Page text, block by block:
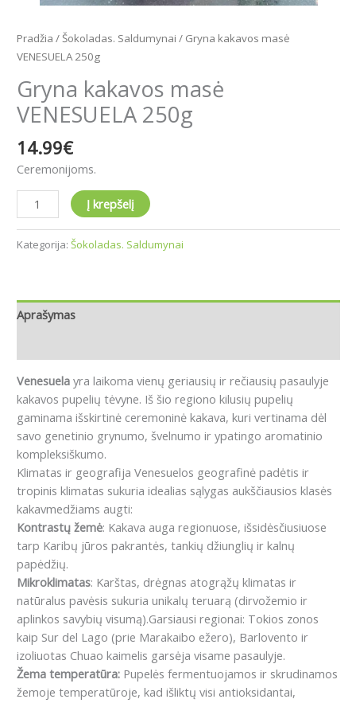
Pradžia / Šokoladas. Saldumynai / Gryna kakavos masė
VENESUELA 250g
Gryna kakavos masė
VENESUELA 250g
14.99€
Ceremonijoms.
Į krepšelį
Kategorija: Šokoladas. Saldumynai
Aprašymas
Venesuela yra laikoma vienų geriausių ir rečiausių pasaulyje
kakavos pupelių tėvyne. Iš šio regiono kilusių pupelių
gaminama išskirtinė ceremoninė kakava, kuri vertinama dėl
savo genetinio grynumo, švelnumo ir ypatingo aromatinio
kompleksiškumo.
Klimatas ir geografija Venesuelos geografinė padėtis ir
tropinis klimatas sukuria idealias sąlygas aukščiausios klasės
kakavmedžiams augti:
Kontrastų žemė: Kakava auga regionuose, išsidėsčiusiuose
tarp Karibų jūros pakrantės, tankių džiunglių ir kalnų
papėdžių.
Mikroklimatas: Karštas, drėgnas atogrąžų klimatas ir
natūralus pavėsis sukuria unikalų teruarą (dirvožemio ir
aplinkos savybių visumą).Garsiausi regionai: Tokios zonos
kaip Sur del Lago (prie Marakaibo ežero), Barlovento ir
izoliuotas Chuao kaimelis garsėja visame pasaulyje.
Žema temperatūra: Pupelės fermentuojamos ir skrudinamos
žemoje temperatūroje, kad išliktų visi antioksidantai,